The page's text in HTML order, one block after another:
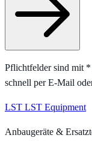
Pflichtfelder sind mit *
schnell per E-Mail
LST LST Equipment
Anbaugeräte &